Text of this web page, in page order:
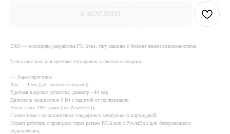
EXO — последняя разработка FK Irons, тату машина с бесконечными возможностями.
Тачка идеальна для цветных татуировок и плотного покраса.
— Характеристики:
Ход — 4 мм (для плотного покраса);
Удобная широкая рукоятка, диаметр - 40 мм;
Двигатель мощностью 9 Вт с защитой от поляризации;
Весит всего 189 грамм (без PowerBolt);
Совместима с большинством стандартных мембранных картриджей;
Может работать с проводом через разъем RCA или с PowerBolt для беспроводного
подключения;